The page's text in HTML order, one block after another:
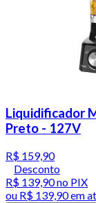
Liquidificador
Preto - 127V
R$ 159,90
Desconto
R$ 139,90no PIX
ou R$ 139,90em